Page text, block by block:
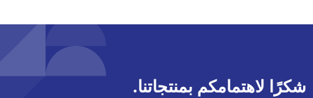
لاهتمامكم بمنتجاتنا.